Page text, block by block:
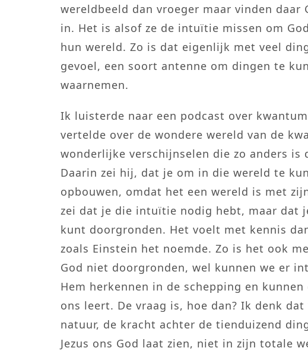
wereldbeeld dan vroeger maar vinden daar
in. Het is alsof ze de intuïtie missen om
hun wereld. Zo is dat eigenlijk met veel
gevoel, een soort antenne om dingen te
waarnemen.
Ik luisterde naar een podcast over
vertelde over de wondere wereld van de
wonderlijke verschijnselen die zo anders is
Daarin zei hij, dat je om in die wereld te
opbouwen, omdat het een wereld is met
zei dat je die intuïtie nodig hebt, maar dat
kunt doorgronden. Het voelt met kennis
zoals Einstein het noemde. Zo is het ook
God niet doorgronden, wel kunnen we er
Hem herkennen in de schepping en kunnen
ons leert. De vraag is, hoe dan? Ik denk
natuur, de kracht achter de tienduizend
Jezus ons God laat zien, niet in zijn totale